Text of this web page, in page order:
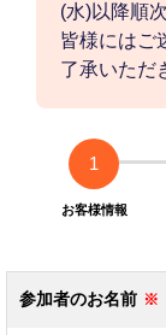
(水)以降順
皆様にはご
了承いただ
1
お客様情報
参加者のお名前